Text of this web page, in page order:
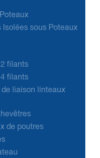
Isolées sous Poteaux
filants
filants
de liaison linteaux
de poutres